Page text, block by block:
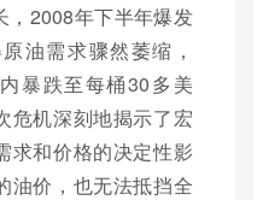
，2008年下半年爆发
油需求骤然萎缩，
暴跌至每桶30多美
危机深刻地揭示了宏
求和价格的决定性影
油价，也无法抵挡全